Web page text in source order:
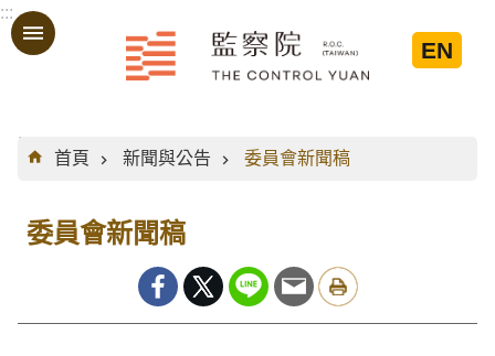
跳到主要內容區塊
:::
EN
:::
首頁
新聞與公告 委員會新聞稿
委員會新聞稿